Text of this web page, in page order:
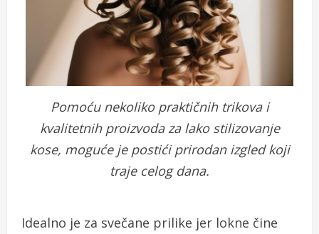
Pomoću nekoliko praktičnih trikova i
kvalitetnih proizvoda za lako stilizovanje
kose, moguće je postići prirodan izgled koji
traje celog dana.
Idealno je za svečane prilike jer lokne čine